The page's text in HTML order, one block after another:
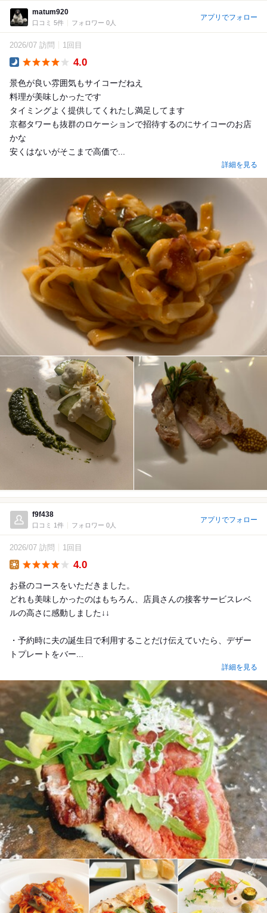
matum920
口コミ 5件 フォロワー 0人
アプリでフォロー
2026/07 訪問 1回目
4.0
景色が良い雰囲気もサイコーだねえ
料理が美味しかったです
タイミングよく提供してくれたし満足してます
京都タワーも抜群のロケーションで招待するのにサイコーのお店
かな
安くはないがそこまで高価で...
詳細を見る
f9f438
口コミ 1件 フォロワー 0人
アプリでフォロー
2026/07 訪問 1回目
4.0
お昼のコースをいただきました。
どれも美味しかったのはもちろん、店員さんの接客サービスレベ
ルの高さに感動しました↓↓
・予約時に夫の誕生日で利用することだけ伝えていたら、デザー
トプレートをバー...
詳細を見る